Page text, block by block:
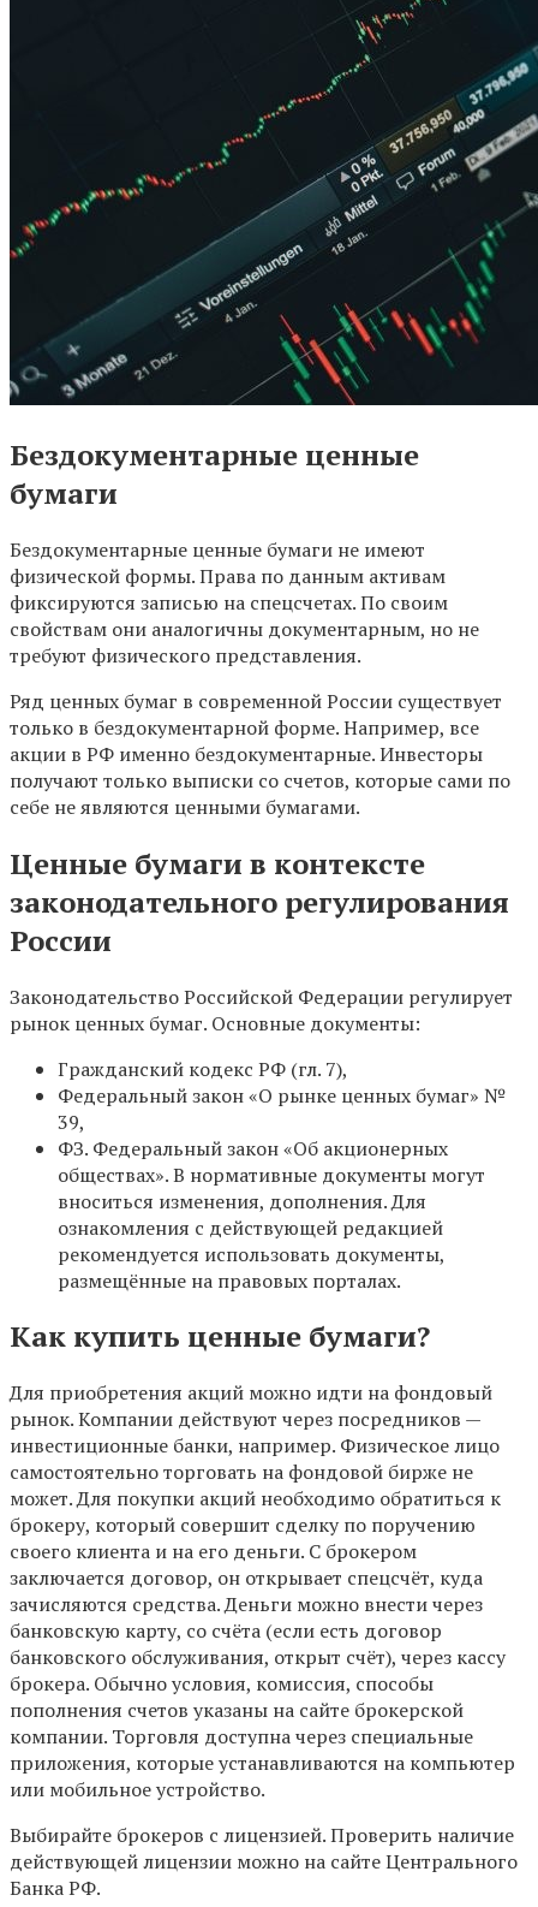
Бездокументарные ценные
бумаги
Бездокументарные ценные бумаги не имеют
физической формы. Права по данным активам
фиксируются записью на спецсчетах. По своим
свойствам они аналогичны документарным, но не
требуют физического представления.
Ряд ценных бумаг в современной России существует
только в бездокументарной форме. Например, все
акции в РФ именно бездокументарные. Инвесторы
получают только выписки со счетов, которые сами по
себе не являются ценными бумагами.
Ценные бумаги в контексте
законодательного регулирования
России
Законодательство Российской Федерации регулирует
рынок ценных бумаг. Основные документы:
Гражданский кодекс РФ (гл. 7),
Федеральный закон «О рынке ценных бумаг» №
39,
ФЗ. Федеральный закон «Об акционерных
обществах». В нормативные документы могут
вноситься изменения, дополнения. Для
ознакомления с действующей редакцией
рекомендуется использовать документы,
размещённые на правовых порталах.
Как купить ценные бумаги?
Для приобретения акций можно идти на фондовый
рынок. Компании действуют через посредников —
инвестиционные банки, например. Физическое лицо
самостоятельно торговать на фондовой бирже не
может. Для покупки акций необходимо обратиться к
брокеру, который совершит сделку по поручению
своего клиента и на его деньги. С брокером
заключается договор, он открывает спецсчёт, куда
зачисляются средства. Деньги можно внести через
банковскую карту, со счёта (если есть договор
банковского обслуживания, открыт счёт), через кассу
брокера. Обычно условия, комиссия, способы
пополнения счетов указаны на сайте брокерской
компании. Торговля доступна через специальные
приложения, которые устанавливаются на компьютер
или мобильное устройство.
Выбирайте брокеров с лицензией. Проверить наличие
действующей лицензии можно на сайте Центрального
Банка РФ.